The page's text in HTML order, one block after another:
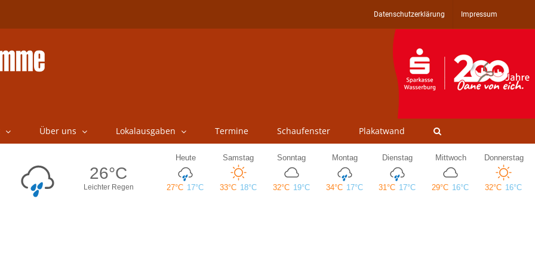
Datenschutzerklärung Impressum
Über uns Lokalausgaben Termine Schaufenster Plakatwand